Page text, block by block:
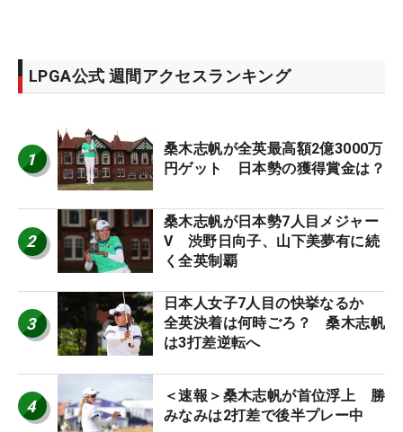
LPGA公式 週間アクセスランキング
1
桑木志帆が全英最高額2億3000万
円ゲット 日本勢の獲得賞金は？
2
桑木志帆が日本勢7人目メジャー
V 渋野日向子、山下美夢有に続
く全英制覇
3
日本人女子7人目の快挙なるか
全英決着は何時ごろ？ 桑木志帆
は3打差逆転へ
4
＜速報＞桑木志帆が首位浮上 勝
みなみは2打差で後半プレー中